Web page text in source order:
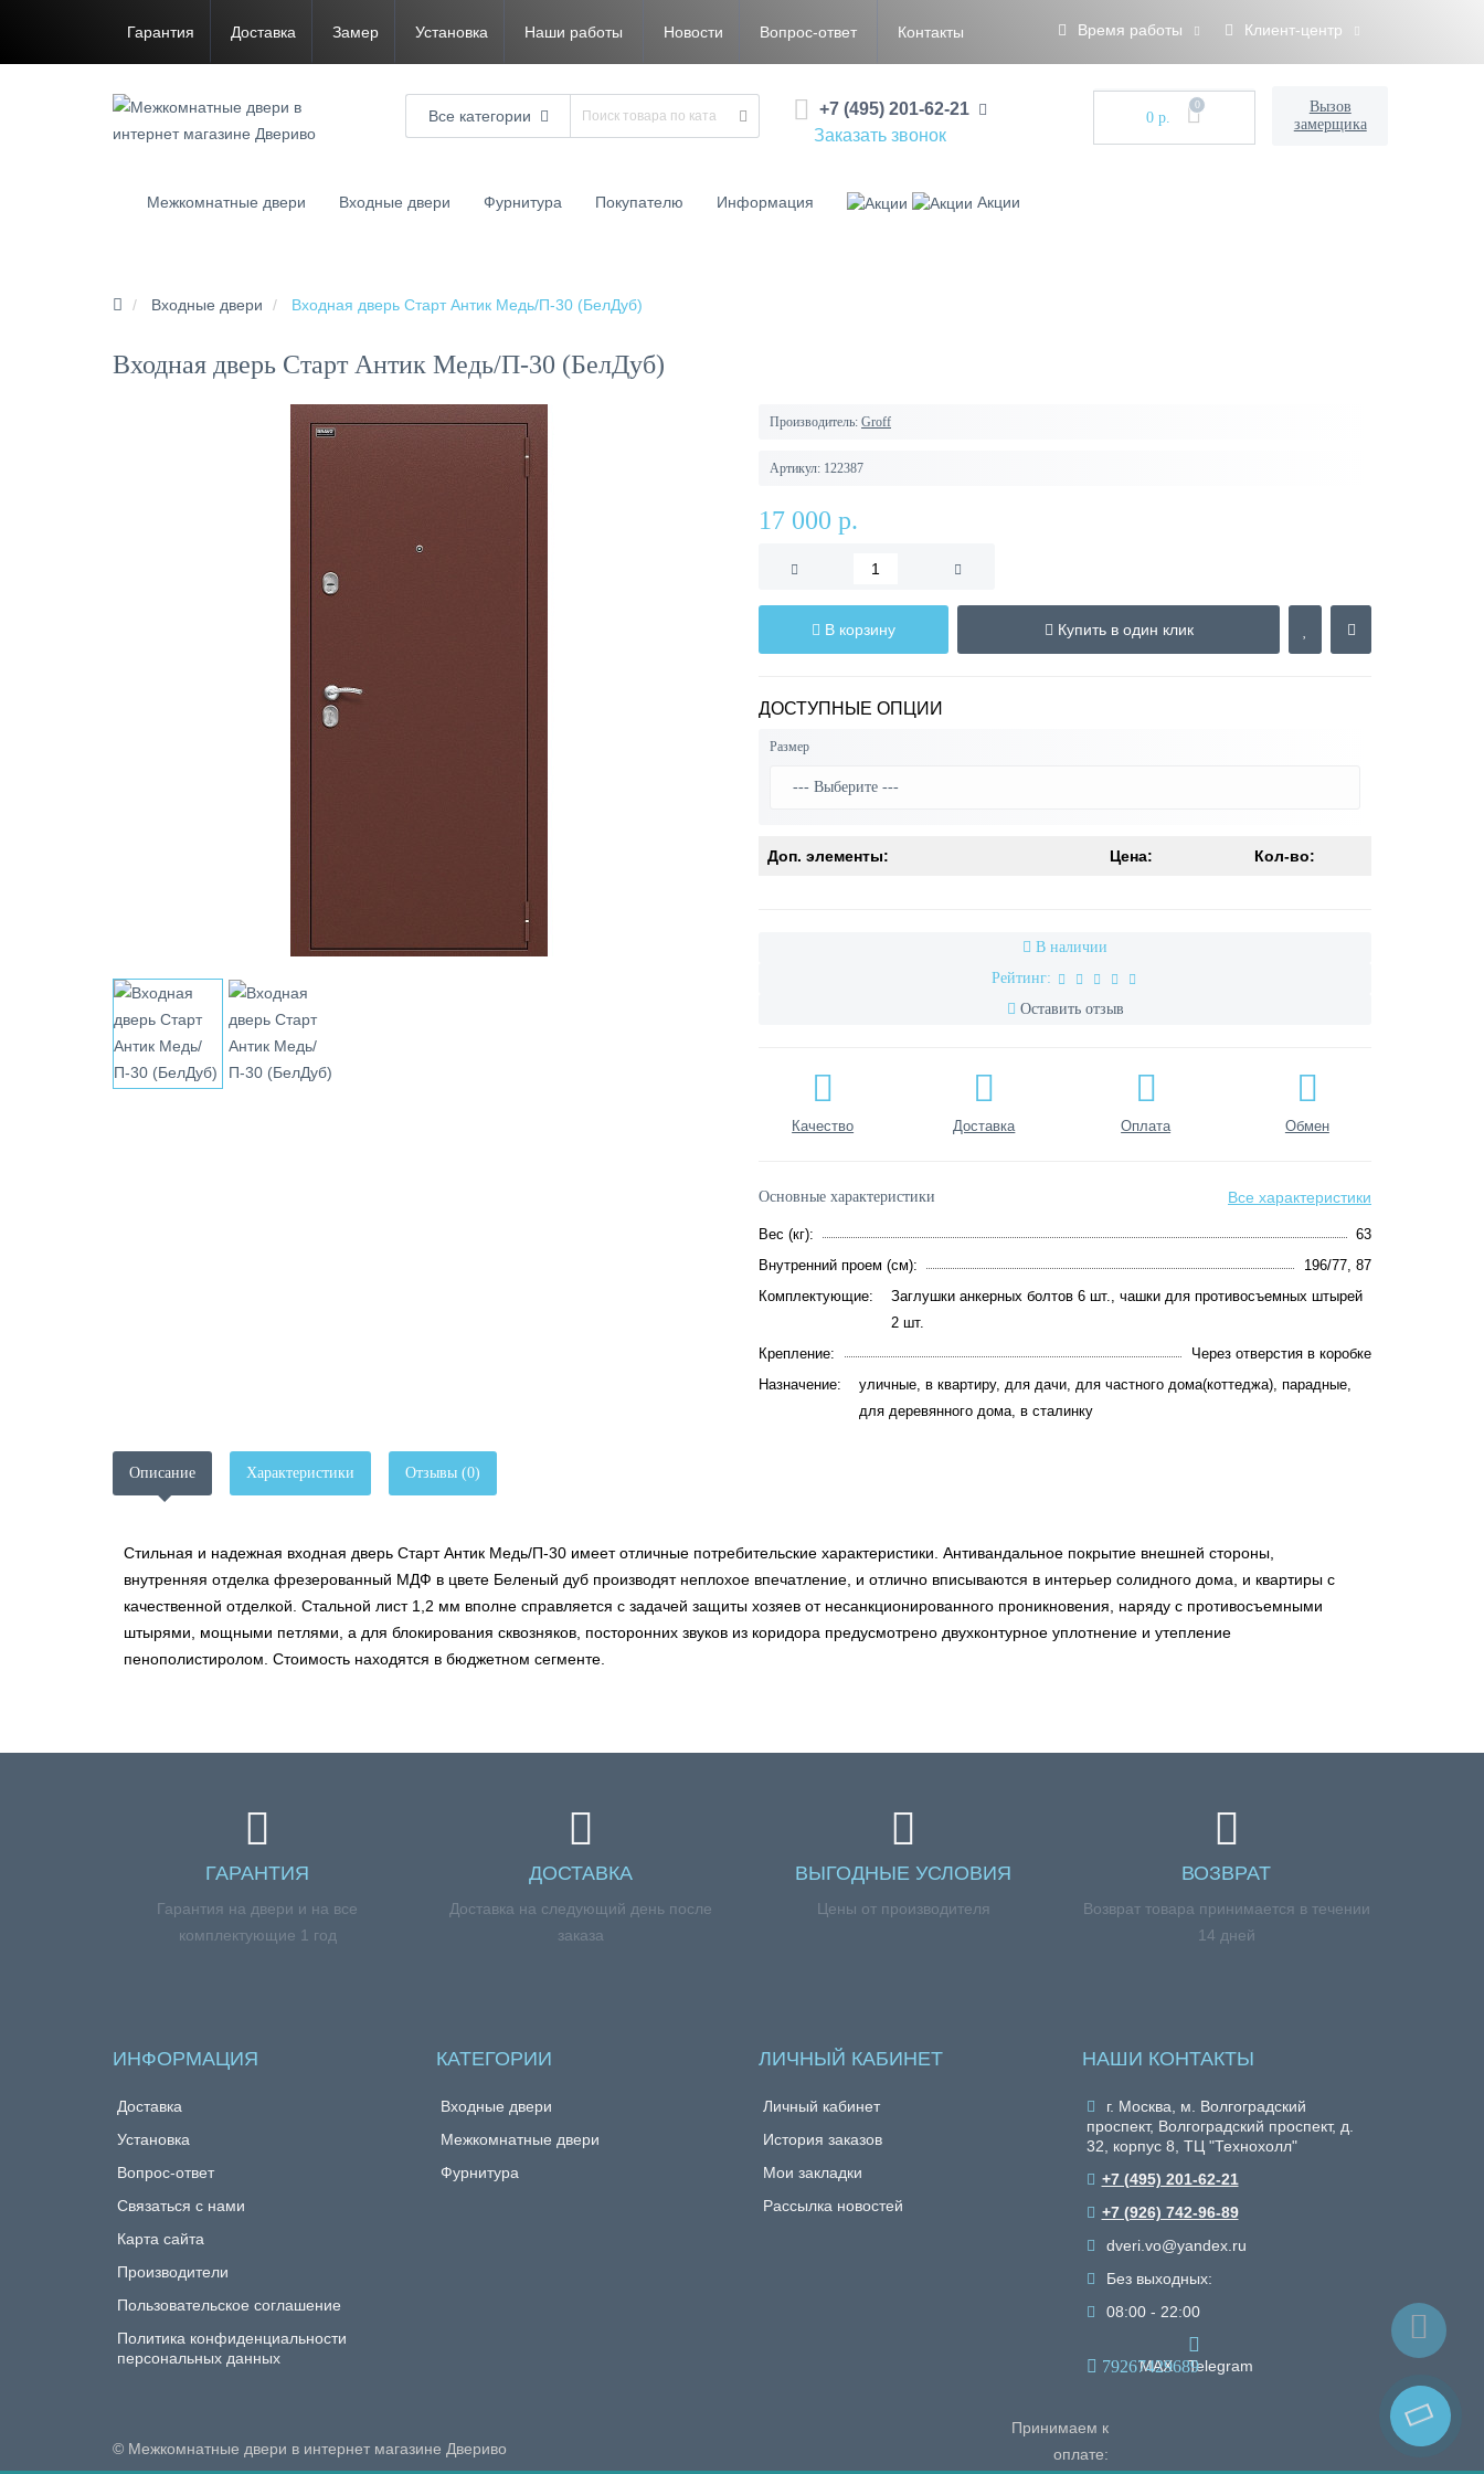
Гарантия Доставка Замер Установка Наши работы Новости Вопрос-ответ Контакты Время работы Клиент-центр
Все категории
+7 (495) 201-62-21
Заказать звонок
0 р.
0
Вызов
замерщика
Межкомнатные двери Входные двери Фурнитура Покупателю Информация Акции
Входные двери Входная дверь Старт Антик Медь/П-30 (БелДуб)
Входная дверь Старт Антик Медь/П-30 (БелДуб)
Производитель: Groff
Артикул: 122387
17 000 р.
В корзину Купить в один клик
ДОСТУПНЫЕ ОПЦИИ
Размер
Доп. элементы: Цена: Кол-во:
В наличии
Рейтинг:
Оставить отзыв
Качество Доставка Оплата Обмен
Основные характеристики Все характеристики
Вес (кг):
63
Внутренний проем (см):
196/77, 87
Комплектующие:
Заглушки анкерных болтов 6 шт., чашки для противосъемных штырей
2 шт.
Крепление:
Через отверстия в коробке
Назначение:
уличные, в квартиру, для дачи, для частного дома(коттеджа), парадные,
для деревянного дома, в сталинку
Описание Характеристики Отзывы (0)
Стильная и надежная входная дверь Старт Антик Медь/П-30 имеет отличные потребительские характеристики. Антивандальное покрытие внешней стороны,
внутренняя отделка фрезерованный МДФ в цвете Беленый дуб производят неплохое впечатление, и отлично вписываются в интерьер солидного дома, и квартиры с
качественной отделкой. Стальной лист 1,2 мм вполне справляется с задачей защиты хозяев от несанкционированного проникновения, наряду с противосъемными
штырями, мощными петлями, а для блокирования сквозняков, посторонних звуков из коридора предусмотрено двухконтурное уплотнение и утепление
пенополистиролом. Стоимость находятся в бюджетном сегменте.
ГАРАНТИЯ
Гарантия на двери и на все
комплектующие 1 год
ДОСТАВКА
Доставка на следующий день после
заказа
ВЫГОДНЫЕ УСЛОВИЯ
Цены от производителя
ВОЗВРАТ
Возврат товара принимается в течении
14 дней
ИНФОРМАЦИЯ
Доставка
Установка
Вопрос-ответ
Связаться с нами
Карта сайта
Производители
Пользовательское соглашение
Политика конфиденциальности
персональных данных
КАТЕГОРИИ
Входные двери
Межкомнатные двери
Фурнитура
ЛИЧНЫЙ КАБИНЕТ
Личный кабинет
История заказов
Мои закладки
Рассылка новостей
НАШИ КОНТАКТЫ
г. Москва, м. Волгоградский
проспект, Волгоградский проспект, д.
32, корпус 8, ТЦ "Технохолл"
+7 (495) 201-62-21
+7 (926) 742-96-89
dveri.vo@yandex.ru
Без выходных:
08:00 - 22:00
79267429689
MAX Telegram
© Межкомнатные двери в интернет магазине Двериво
Принимаем к
оплате: